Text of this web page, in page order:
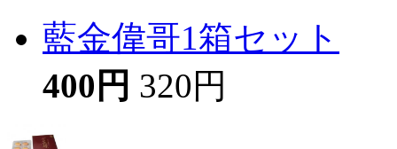
藍金偉哥1箱セット
400円 320円